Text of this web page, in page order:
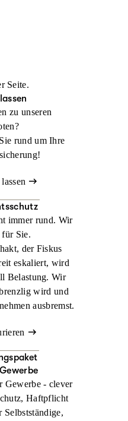
Seite.
zu unseren
rund um Ihre
immer rund. Wir
für Sie.
der Fiskus
eskaliert, wird
Belastung. Wir
wird und
ausbremst.
Gewerbe - clever
Haftpflicht
Selbstständige,